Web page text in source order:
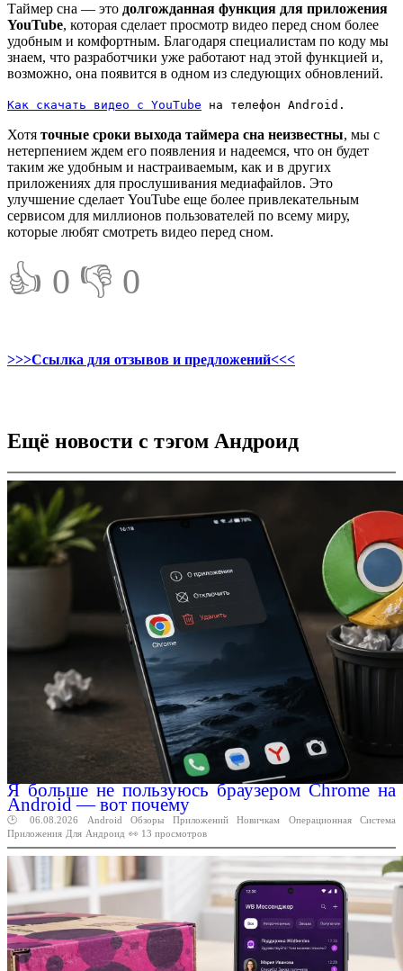
Таймер сна — это долгожданная функция для приложения
YouTube, которая сделает просмотр видео перед сном более
удобным и комфортным. Благодаря специалистам по коду мы
знаем, что разработчики уже работают над этой функцией и,
возможно, она появится в одном из следующих обновлений.
Как скачать видео с YouTube на телефон Android.
Хотя точные сроки выхода таймера сна неизвестны, мы с
нетерпением ждем его появления и надеемся, что он будет
таким же удобным и настраиваемым, как и в других
приложениях для прослушивания медиафайлов. Это
улучшение сделает YouTube еще более привлекательным
сервисом для миллионов пользователей по всему миру,
которые любят смотреть видео перед сном.
👍 0 👎 0
>>>Ссылка для отзывов и предложений<<<
Ещё новости с тэгом Андроид
Я больше не пользуюсь браузером Chrome на
Android — вот почему
🕑 06.08.2026 Android Обзоры Приложений Новичкам Операционная
Система
Приложения Для Андроид 👀 13 просмотров